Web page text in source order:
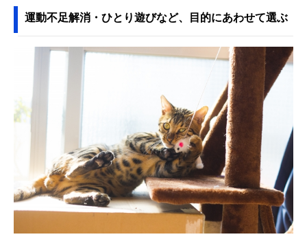
運動不足解消・ひとり遊びなど、目的にあわせて選ぶ